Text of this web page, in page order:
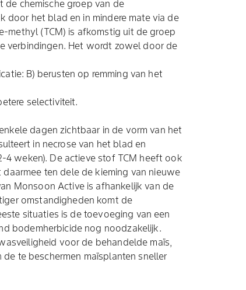
de chemische groep van de
door het blad en in mindere mate via de
methyl (TCM) is afkomstig uit de groep
verbindingen. Het wordt zowel door de
B) berusten op remming van het
selectiviteit.
dagen zichtbaar in de vorm van het
in necrose van het blad en
weken). De actieve stof TCM heeft ook
ten dele de kieming van nieuwe
Monsoon Active is afhankelijk van de
omstandigheden komt de
situaties is de toevoeging van een
bodemherbicide nog noodzakelijk.
voor de behandelde maïs,
te beschermen maïsplanten sneller